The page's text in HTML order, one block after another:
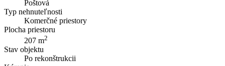
Poštová
Typ nehnuteľnosti
Komerčné priestory
Plocha priestoru
207 m2
Stav objektu
Po rekonštrukcii